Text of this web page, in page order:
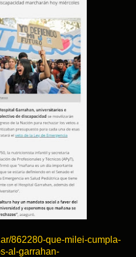
862280-que-milei-cumpla-
al-garrahan-